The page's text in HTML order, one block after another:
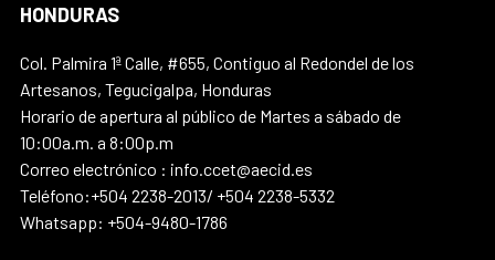
HONDURAS
Col. Palmira 1ª Calle, #655, Contiguo al Redondel de los
Artesanos, Tegucigalpa, Honduras
Horario de apertura al público de Martes a sábado de
10:00a.m. a 8:00p.m
Correo electrónico : info.ccet@aecid.es
Teléfono:+504 2238-2013/ +504 2238-5332
Whatsapp: +504-9480-1786